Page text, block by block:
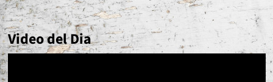
Video del Dia